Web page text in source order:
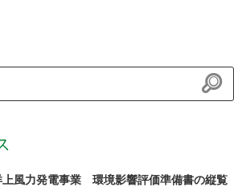
上風力発電事業 環境影響評価準備書の縦覧